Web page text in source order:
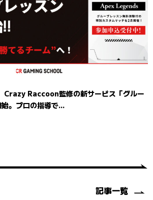
Raccoon監修の新サービス「グルー
。プロの指導で...
記事一覧